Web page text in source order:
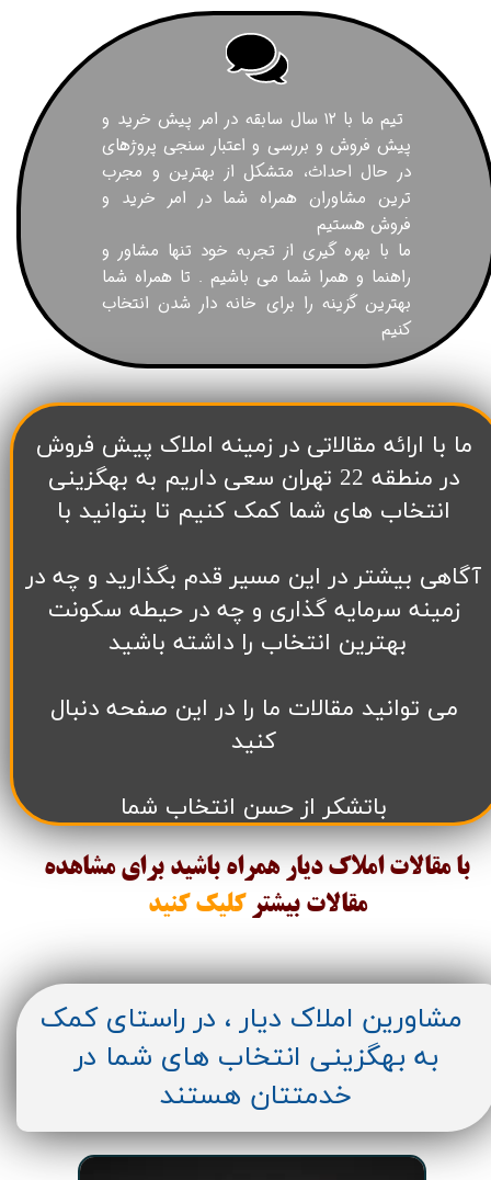
تیم ما با ۱۲ سال سابقه در امر پیش خرید و
پیش فروش و بررسی و اعتبار سنجی پروژهای
در حال احداث، متشکل از بهترین و مجرب
ترین مشاوران همراه شما در امر خرید و
فروش هستیم
ما با بهره گیری از تجربه خود تنها مشاور و
راهنما و همرا شما می باشیم . تا همراه شما
بهترین گزینه را برای خانه دار شدن انتخاب
کنیم
​ما با ارائه مقالاتی در زمینه املاک پیش فروش
در منطقه 22 تهران سعی داریم به بهگزینی
انتخاب های شما کمک کنیم تا بتوانید با
آگاهی بیشتر در این مسیر قدم بگذارید و چه در
زمینه سرمایه گذاری و چه در حیطه سکونت
بهترین انتخاب را داشته باشید
می توانید مقالات ما را در این صفحه دنبال
کنید
باتشکر از حسن انتخاب شما
با مقالات املاک دیار همراه باشید برای مشاهده
مقالات بیشتر کلیک کنید
مشاورین املاک دیار ، در راستای کمک
به بهگزینی انتخاب های شما در
خدمتتان هستند